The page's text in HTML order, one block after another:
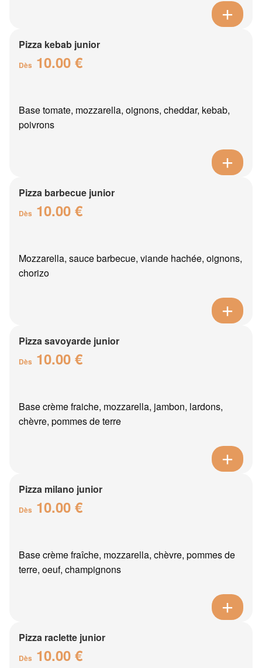
Pizza kebab junior
Dès 10.00 €
Base tomate, mozzarella, oignons, cheddar, kebab,
poivrons
Pizza barbecue junior
Dès 10.00 €
Mozzarella, sauce barbecue, viande hachée, oignons,
chorizo
Pizza savoyarde junior
Dès 10.00 €
Base crème fraiche, mozzarella, jambon, lardons,
chèvre, pommes de terre
Pizza milano junior
Dès 10.00 €
Base crème fraîche, mozzarella, chèvre, pommes de
terre, oeuf, champignons
Pizza raclette junior
Dès 10.00 €